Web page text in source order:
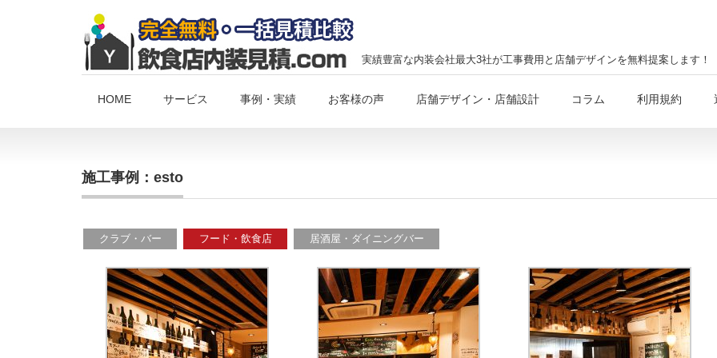
実績豊富な内装会社最大3社が工事費用と店舗デザインを無料提案します！
HOME サービス 事例・実績 お客様の声 店舗デザイン・店舗設計 コラム 利用規約
施工事例：esto
クラブ・バー フード・飲食店 居酒屋・ダイニングバー